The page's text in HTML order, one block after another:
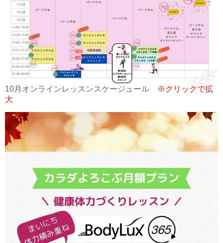
10月オンラインレッスンスケージュール
※クリックで拡
大